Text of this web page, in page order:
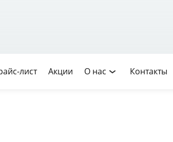
лист Акции О нас Контакты